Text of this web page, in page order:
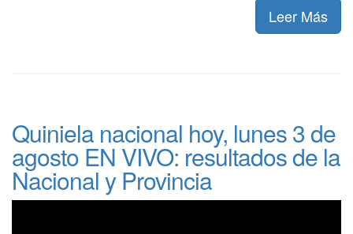
Leer Más
Quiniela nacional hoy, lunes 3 de
agosto EN VIVO: resultados de la
Nacional y Provincia